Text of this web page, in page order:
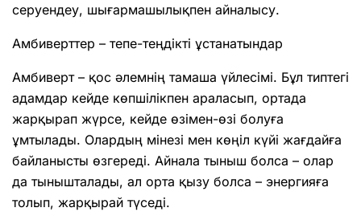
серуендеу, шығармашылықпен айналысу.
Амбиверттер – тепе-теңдікті ұстанатындар
Амбиверт – қос әлемнің тамаша үйлесімі. Бұл типтегі
адамдар кейде көпшілікпен араласып, ортада
жарқырап жүрсе, кейде өзімен-өзі болуға
ұмтылады. Олардың мінезі мен көңіл күйі жағдайға
байланысты өзгереді. Айнала тыныш болса – олар
да тынышталады, ал орта қызу болса – энергияға
толып, жарқырай түседі.